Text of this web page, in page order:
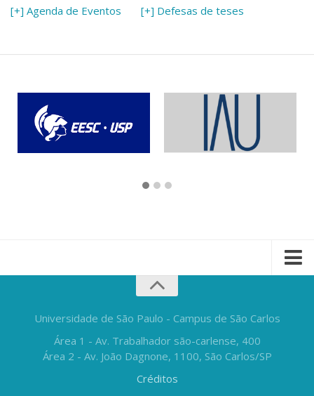
[+] Agenda de Eventos [+] Defesas de teses
Universidade de São Paulo - Campus de São Carlos
Área 1 - Av. Trabalhador são-carlense, 400
Área 2 - Av. João Dagnone, 1100, São Carlos/SP
Créditos